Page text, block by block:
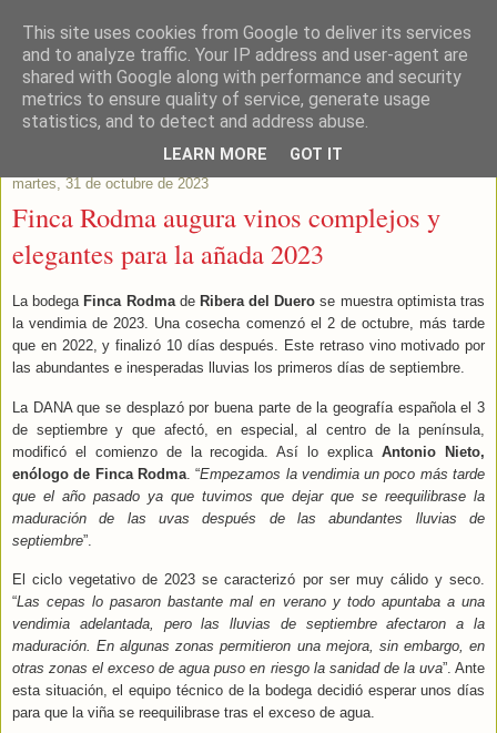
Este Vino Me Gusta
Vinos y más cosas
martes, 31 de octubre de 2023
Finca Rodma augura vinos complejos y
elegantes para la añada 2023
La bodega Finca Rodma de Ribera del Duero se muestra optimista tras
la vendimia de 2023. Una cosecha comenzó el 2 de octubre, más tarde
que en 2022, y finalizó 10 días después. Este retraso vino motivado por
las abundantes e inesperadas lluvias los primeros días de septiembre.
La DANA que se desplazó por buena parte de la geografía española el 3
de septiembre y que afectó, en especial, al centro de la península,
modificó el comienzo de la recogida. Así lo explicaAntonio Nieto,
enólogo de Finca Rodma. “Empezamos la vendimia un poco más tarde
que el año pasado ya que tuvimos que dejar que se reequilibrase la
maduración de las uvas después de las abundantes lluvias de
septiembre”.
El ciclo vegetativo de 2023 se caracterizó por ser muy cálido y seco.
“Las cepas lo pasaron bastante mal en verano y todo apuntaba a una
vendimia adelantada, pero las lluvias de septiembre afectaron a la
maduración. En algunas zonas permitieron una mejora, sin embargo, en
otras zonas el exceso de agua puso en riesgo la sanidad de la uva”. Ante
esta situación, el equipo técnico de la bodega decidió esperar unos días
para que la viña se reequilibrase tras el exceso de agua.
This site uses cookies from Google to deliver its services
and to analyze traffic. Your IP address and user-agent are
shared with Google along with performance and security
metrics to ensure quality of service, generate usage
statistics, and to detect and address abuse.
LEARN MORE GOT IT